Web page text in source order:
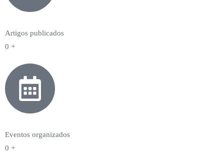
Artigos publicados
0 +
Eventos organizados
0 +